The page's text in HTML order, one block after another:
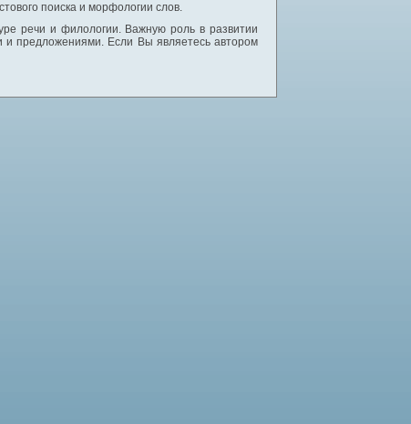
поиска и морфологии слов.
речи и филологии. Важную роль в развитии
и предложениями. Если Вы являетесь автором